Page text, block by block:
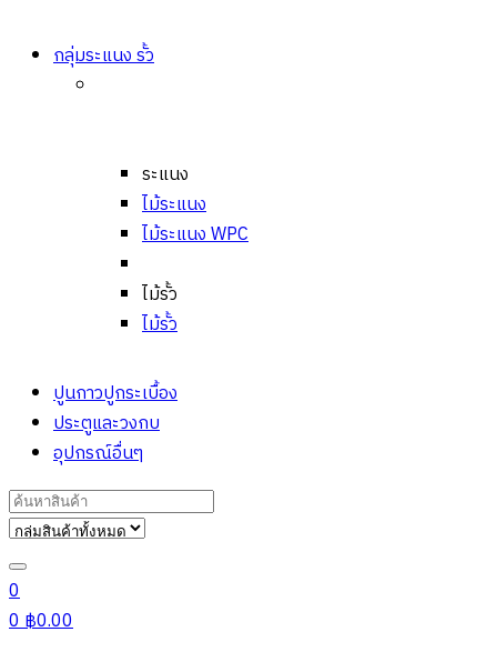
กลุ่มระแนง รั้ว
ระแนง
ไม้ระแนง
ไม้ระแนง WPC
ไม้รั้ว
ไม้รั้ว
ปูนกาวปูกระเบื้อง
ประตูและวงกบ
อุปกรณ์อื่นๆ
Search
for:
0
0฿0.00